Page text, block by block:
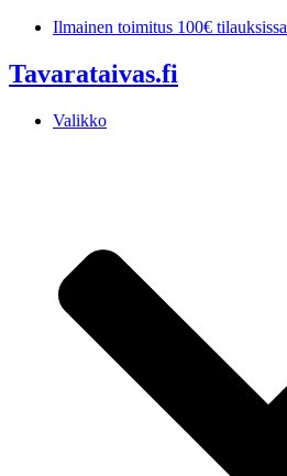
Mene
Ilmainen toimitus 100€ tilauksissa
Tavarataivas.fi
Valikko